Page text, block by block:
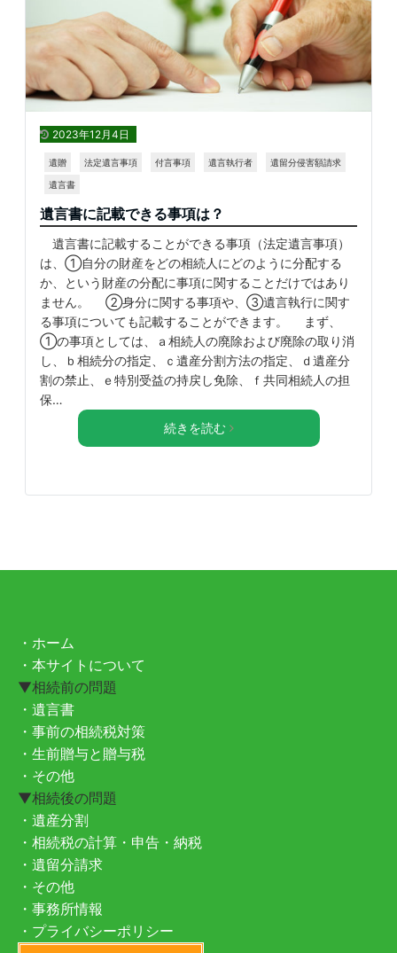
2023年12月4日
遺贈 法定遺言事項 付言事項 遺言執行者 遺留分侵害額請求
遺言書
遺言書に記載できる事項は？
遺言書に記載することができる事項（法定遺言事項）
は、①自分の財産をどの相続人にどのように分配する
か、という財産の分配に事項に関することだけではあり
ません。 ②身分に関する事項や、③遺言執行に関す
る事項についても記載することができます。 まず、
①の事項としては、ａ相続人の廃除および廃除の取り消
し、ｂ相続分の指定、ｃ遺産分割方法の指定、ｄ遺産分
割の禁止、ｅ特別受益の持戻し免除、ｆ共同相続人の担
保…
続きを読む
・ホーム
・本サイトについて
▼相続前の問題
・遺言書
・事前の相続税対策
・生前贈与と贈与税
・その他
▼相続後の問題
・遺産分割
・相続税の計算・申告・納税
・遺留分請求
・その他
・事務所情報
・プライバシーポリシー